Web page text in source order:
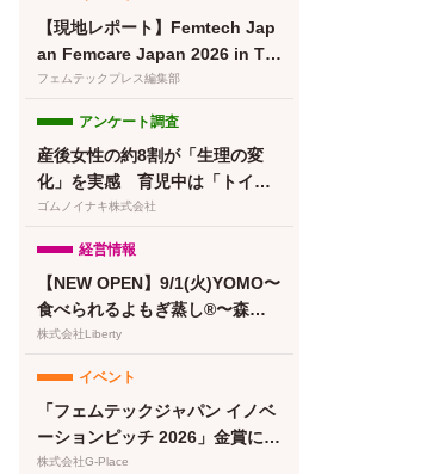
【現地レポート】Femtech Jap
an Femcare Japan 2026 in TO
KYO｜フェムテックジャパン20
取り組みが集結
フェムテックプレス編集部
アンケート調査
産後女性の約8割が「生理の変
化」を実感 育児中は「トイレ
に行けない」が最大のストレス
ゴムノイナキ株式会社
経営情報
【NEW OPEN】9/1(火)YOMO〜
食べられるよもぎ蒸し®〜森下
清澄白河店グランドオープン！
株式会社Liberty
イベント
「フェムテックジャパン イノベ
ーションピッチ 2026」金賞に竹
繊維＆でんぷん由来吸収体の生
株式会社G-Place